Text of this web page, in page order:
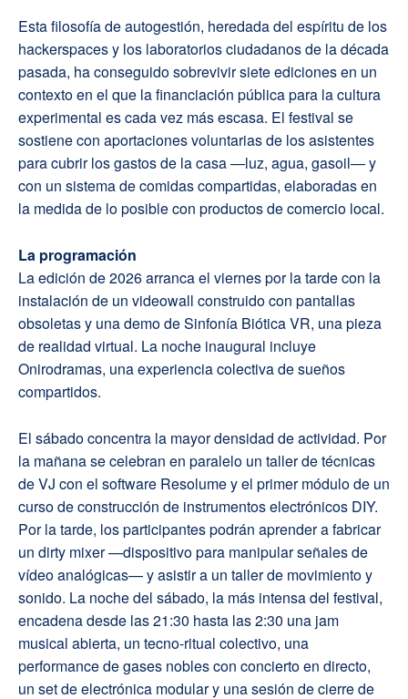
Esta filosofía de autogestión, heredada del espíritu de los
hackerspaces y los laboratorios ciudadanos de la década
pasada, ha conseguido sobrevivir siete ediciones en un
contexto en el que la financiación pública para la cultura
experimental es cada vez más escasa. El festival se
sostiene con aportaciones voluntarias de los asistentes
para cubrir los gastos de la casa —luz, agua, gasoil— y
con un sistema de comidas compartidas, elaboradas en
la medida de lo posible con productos de comercio local.
La programación
La edición de 2026 arranca el viernes por la tarde con la
instalación de un videowall construido con pantallas
obsoletas y una demo de Sinfonía Biótica VR, una pieza
de realidad virtual. La noche inaugural incluye
Onirodramas, una experiencia colectiva de sueños
compartidos.
El sábado concentra la mayor densidad de actividad. Por
la mañana se celebran en paralelo un taller de técnicas
de VJ con el software Resolume y el primer módulo de un
curso de construcción de instrumentos electrónicos DIY.
Por la tarde, los participantes podrán aprender a fabricar
un dirty mixer —dispositivo para manipular señales de
vídeo analógicas— y asistir a un taller de movimiento y
sonido. La noche del sábado, la más intensa del festival,
encadena desde las 21:30 hasta las 2:30 una jam
musical abierta, un tecno-ritual colectivo, una
performance de gases nobles con concierto en directo,
un set de electrónica modular y una sesión de cierre de